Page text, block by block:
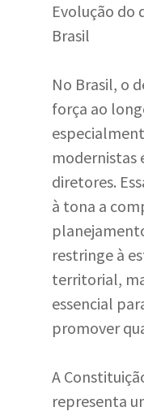
Evolução do
Brasil
No Brasil, o
força ao
modernistas
diretores.
à tona a
restringe à
territorial,
essencial
promover
A
representa